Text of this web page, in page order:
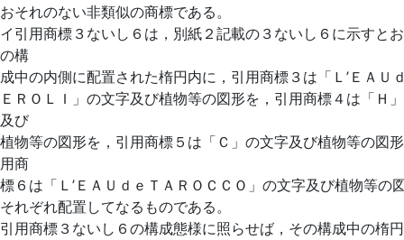
おそれのない非類似の商標である。
イ引用商標３ないし６は，別紙２記載の３ないし６に示すと
の構
成中の内側に配置された楕円内に，引用商標３は「Ｌ’ＥＡＵ
ＥＲＯＬＩ」の文字及び植物等の図形を，引用商標４は「Ｈ
及び
植物等の図形を，引用商標５は「Ｃ」の文字及び植物等の図
用商
標６は「Ｌ’ＥＡＵｄｅＴＡＲＯＣＣＯ」の文字及び植物等の
それぞれ配置してなるものである。
引用商標３ないし６の構成態様に照らせば，その構成中の楕